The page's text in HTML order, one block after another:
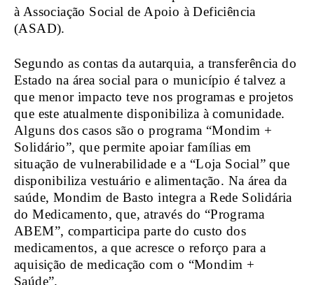
à Associação Social de Apoio à Deficiência
(ASAD).
Segundo as contas da autarquia, a transferência do
Estado na área social para o município é talvez a
que menor impacto teve nos programas e projetos
que este atualmente disponibiliza à comunidade.
Alguns dos casos são o programa “Mondim +
Solidário”, que permite apoiar famílias em
situação de vulnerabilidade e a “Loja Social” que
disponibiliza vestuário e alimentação. Na área da
saúde, Mondim de Basto integra a Rede Solidária
do Medicamento, que, através do “Programa
ABEM”, comparticipa parte do custo dos
medicamentos, a que acresce o reforço para a
aquisição de medicação com o “Mondim +
Saúde”.